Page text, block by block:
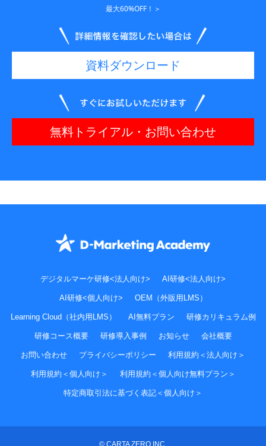
最大60%OFF！＞
資料ダウンロード
無料トライアル・お問い合わせ
デジタルマーケ研修<法人向け> AI研修<法人向け>
AI研修<個人向け> OEM（外販用LMS）
Learning Cloud（社内用LMS） AI無料プラン 研修カリキュラム例
研修コース概要 研修導入事例 お知らせ 会社概要
お問い合わせ プライバシーポリシー 利用規約＜法人向け＞
利用規約＜個人向け＞ 利用規約＜個人向け無料プラン＞
特定商取引法に基づく表記＜個人向け＞
© CARTA ZERO INC.